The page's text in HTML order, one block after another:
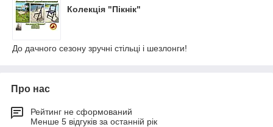
Колекція "Пікнік"
До дачного сезону зручні стільці і шезлонги!
Про нас
Рейтинг не сформований
Менше 5 відгуків за останній рік